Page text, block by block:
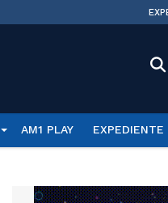
AM1 PLAY EXPEDIENTE